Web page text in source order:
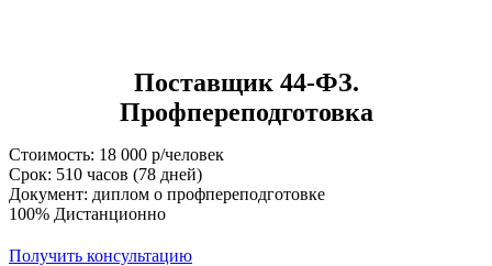
Поставщик 44-ФЗ.
Профпереподготовка
Стоимость: 18 000 р/человек
Срок: 510 часов (78 дней)
Документ: диплом о профпереподготовке
100% Дистанционно
Получить консультацию